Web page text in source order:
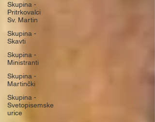
Skupina -
Pritrkovalci
Sv. Martin
Skupina -
Skavti
Skupina -
Ministranti
Skupina -
Martinčki
Skupina -
Svetopisemske
urice